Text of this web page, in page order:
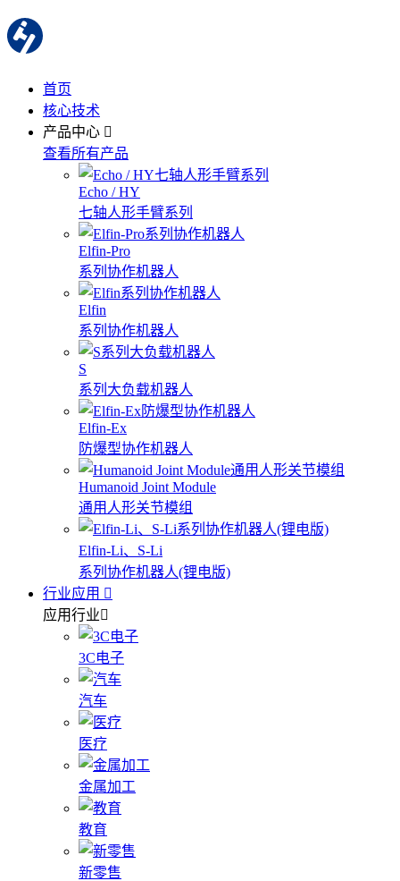
首页
核心技术
产品中心
查看所有产品
Echo / HY
七轴人形手臂系列
Elfin-Pro
系列协作机器人
Elfin
系列协作机器人
S
系列大负载机器人
Elfin-Ex
防爆型协作机器人
Humanoid Joint Module
通用人形关节模组
Elfin-Li、S-Li
系列协作机器人(锂电版)
行业应用
应用行业
3C电子
汽车
医疗
金属加工
教育
新零售